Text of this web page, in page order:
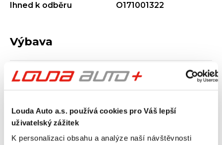
Louda Auto a.s. používá cookies pro Váš lepší
uživatelský zážitek
K personalizaci obsahu a analýze naší návštěvnosti
Ihned k odběru
O171001322
Výbava
Vnější vzhled a výbava
Multimédia